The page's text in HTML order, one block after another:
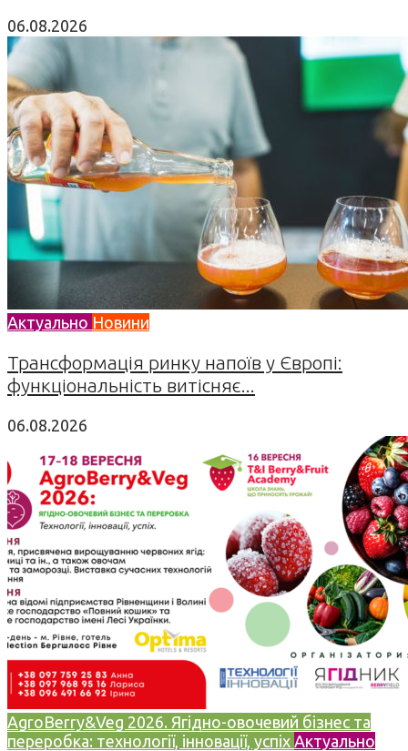
06.08.2026
Актуально Новини
Трансформація ринку напоїв у Європі:
функціональність витісняє...
06.08.2026
AgroBerry&Veg 2026. Ягідно-овочевий бізнес та
переробка: технології, інновації, успіх Актуально